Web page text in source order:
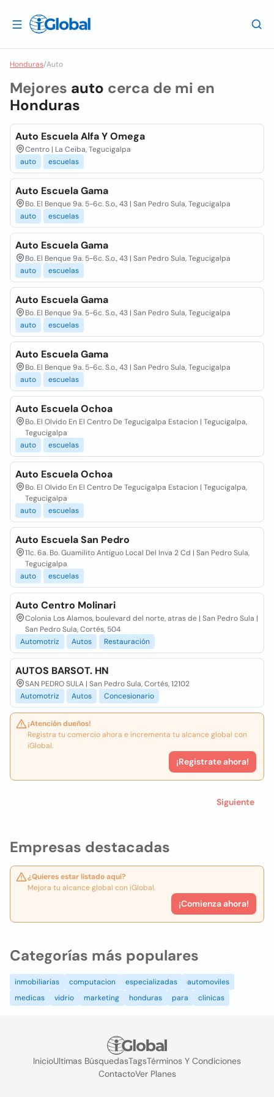
Honduras/Auto
Empresas destacadas
¿Quieres estar listado aquí?
Mejora tu alcance global con iGlobal.
¡Comienza ahora!
Mejores auto cerca de mi en
Honduras
Auto Escuela Alfa Y Omega
Centro | La Ceiba, Tegucigalpa
auto
escuelas
Auto Escuela Gama
Bo. El Benque 9a. 5-6c. S.o., 43 | San Pedro Sula, Tegucigalpa
auto
escuelas
Auto Escuela Gama
Bo. El Benque 9a. 5-6c. S.o., 43 | San Pedro Sula, Tegucigalpa
auto
escuelas
Auto Escuela Gama
Bo. El Benque 9a. 5-6c. S.o., 43 | San Pedro Sula, Tegucigalpa
auto
escuelas
Auto Escuela Gama
Bo. El Benque 9a. 5-6c. S.o., 43 | San Pedro Sula, Tegucigalpa
auto
escuelas
Auto Escuela Ochoa
Bo. El Olvido En El Centro De Tegucigalpa Estacion | Tegucigalpa,
Tegucigalpa
auto
escuelas
Auto Escuela Ochoa
Bo. El Olvido En El Centro De Tegucigalpa Estacion | Tegucigalpa,
Tegucigalpa
auto
escuelas
Auto Escuela San Pedro
11c. 6a. Bo. Guamilito Antiguo Local Del Inva 2 Cd | San Pedro Sula,
Tegucigalpa
auto
escuelas
Auto Centro Molinari
Colonia Los Alamos, boulevard del norte, atras de | San Pedro Sula |
San Pedro Sula, Cortés, 504
Automotriz
Autos Restauración
AUTOS BARSOT. HN
SAN PEDRO SULA | San Pedro Sula, Cortés, 12102
Automotriz
Autos Concesionario
¡Atención dueños!
Registra tu comercio ahora e incrementa tu alcance global con
iGlobal.
¡Registrate ahora!
Siguiente
Categorías más populares
inmobiliarias computacion especializadas
automoviles
medicas
vidrio marketing honduras para clinicas
InicioUltimas BúsquedasTagsTérminos Y Condiciones
ContactoVer Planes